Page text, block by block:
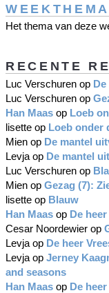
WEEKTHEMA
Het thema van deze
RECENTE
Luc Verschuren op
Luc Verschuren op
Han Maas op Loeb
lisette op Loeb onder
Mien op De mantel
Levja op De mantel
Luc Verschuren op
Mien op Gezag (7):
lisette op Blauw
Han Maas op De
Cesar Noordewier op
Levja op De heer
Levja op Jerney
and seasons
Han Maas op De